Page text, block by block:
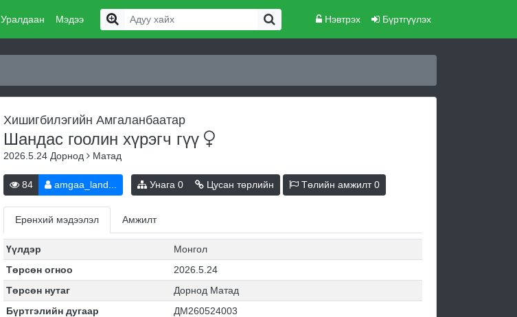
Уралдаан Мэдээ Нэвтрэх Бүртгүүлэх
Хишигбилэгийн Амгаланбаатар
Шандас гоолин хүрэгч гүү
2026.5.24 Дорнод Матад
84 amgaa_land... Унага 0 Цусан төрлийн Төлийн амжилт0
Ерөнхий мэдээлэл Амжилт
Үүлдэр
Монгол
Төрсөн огноо
2026.5.24
Төрсөн нутаг
Дорнод Матад
Бүртгэлийн дугаар
ДМ260524003